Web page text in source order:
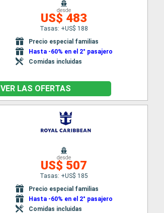
desde
US$ 483
Tasas: +US$ 188
Precio especial familias
Hasta -60% en el 2° pasajero
Comidas incluidas
VER LAS OFERTAS
desde
US$ 507
Tasas: +US$ 185
Precio especial familias
Hasta -60% en el 2° pasajero
Comidas incluidas